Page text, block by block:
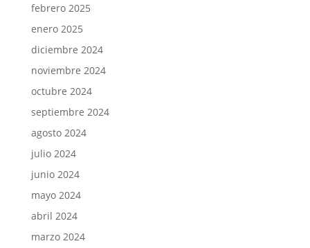
febrero 2025
enero 2025
diciembre 2024
noviembre 2024
octubre 2024
septiembre 2024
agosto 2024
julio 2024
junio 2024
mayo 2024
abril 2024
marzo 2024